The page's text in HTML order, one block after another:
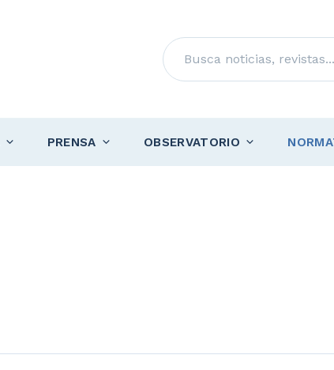
Buscar
PRENSA OBSERVATORIO